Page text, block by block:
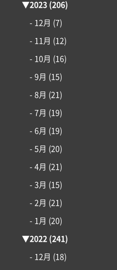
▼2023(206)
- 12月 (7)
- 11月 (12)
- 10月 (16)
- 9月 (15)
- 8月 (21)
- 7月 (19)
- 6月 (19)
- 5月 (20)
- 4月 (21)
- 3月 (15)
- 2月 (21)
- 1月 (20)
▼2022 (241)
- 12月 (18)